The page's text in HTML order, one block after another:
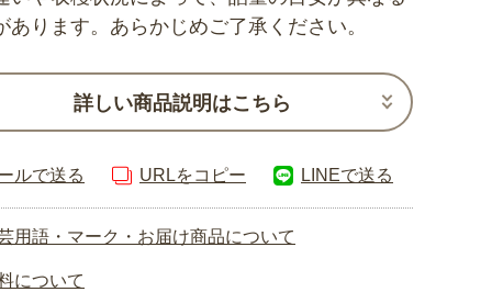
あります。あらかじめご了承ください。
詳しい商品説明はこちら
ルで送る URLをコピー LINEで送る
用語・マーク・お届け商品について
について